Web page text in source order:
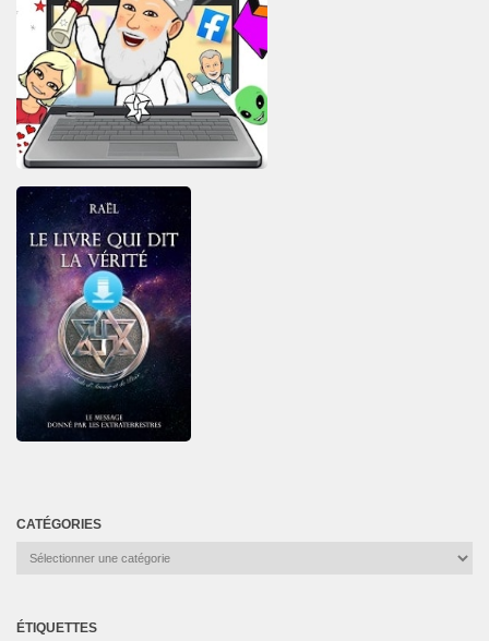
CATÉGORIES
Catégories
ÉTIQUETTES